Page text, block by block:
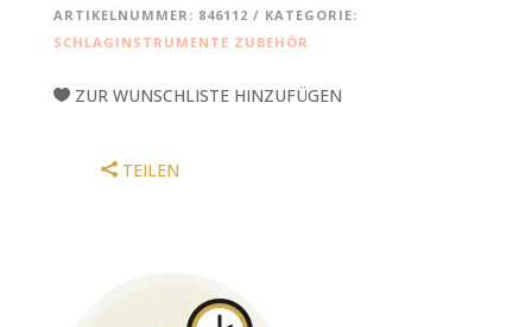
ARTIKELNUMMER: 846112
KATEGORIE:
SCHLAGINSTRUMENTE ZUBEHÖR
ZUR WUNSCHLISTE HINZUFÜGEN
TEILEN